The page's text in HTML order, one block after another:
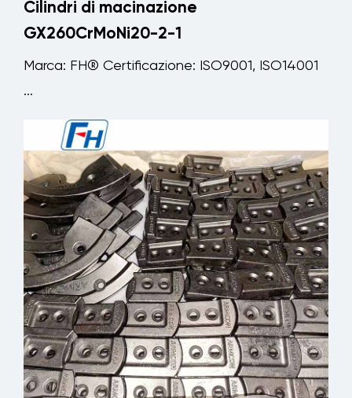
Cilindri di macinazione
GX260CrMoNi20-2-1
Marca: FH® Certificazione: ISO9001, ISO14001
...